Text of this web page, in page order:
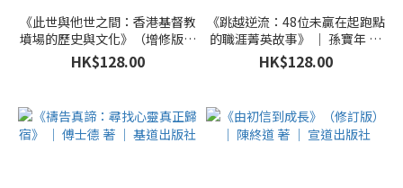
《此世與他世之間：香港基督教
墳場的歷史與文化》（增修版）
｜ 邢福增 著 ｜ 基督教文藝
HK$128.00
《跳越逆流：48位未贏在起跑點
的職涯菁英故事》 ｜ 孫寶年 策
劃 ｜ 宇宙光
HK$128.00